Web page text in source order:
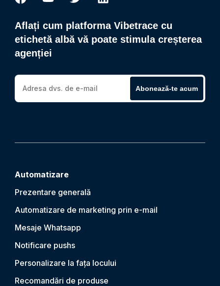
Aflați cum platforma Vibetrace cu
etichetă albă vă poate stimula creșterea
agenției
Abonează-te acum
Automatizare
Prezentare generală
Automatizare de marketing prin e-mail
Mesaje Whatsapp
Notificare pushs
Personalizare la fața locului
Recomandări de produse